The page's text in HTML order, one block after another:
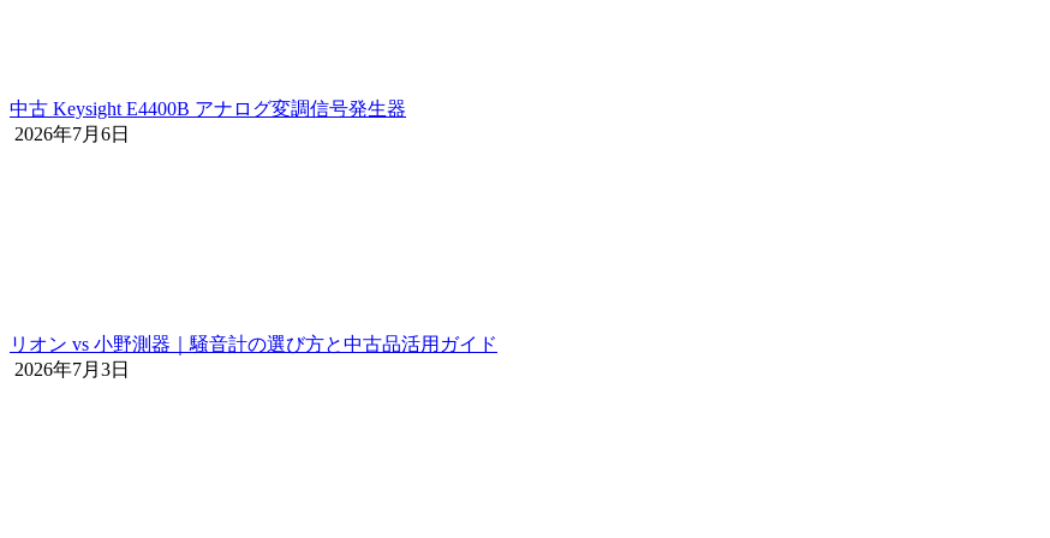
中古 Keysight E4400B アナログ変調信号発生器
2026年7月6日
リオン vs 小野測器｜騒音計の選び方と中古品活用ガイド
2026年7月3日